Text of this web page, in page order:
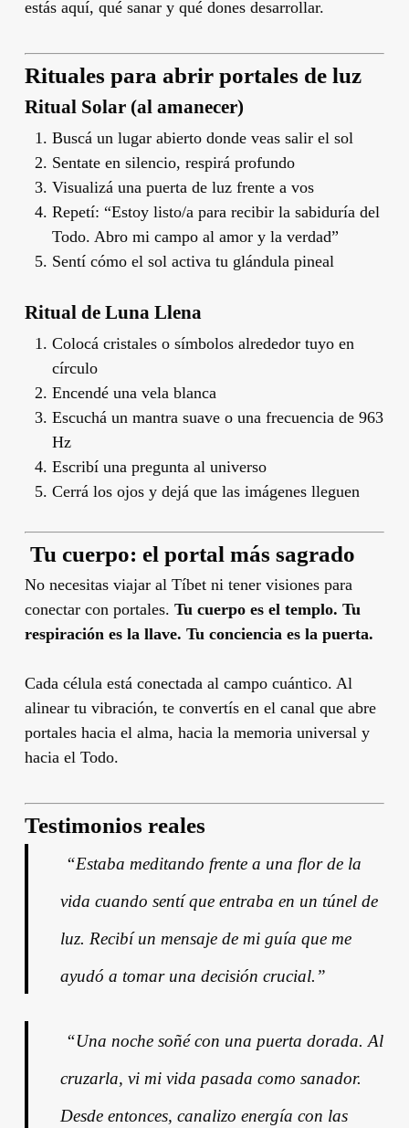
estás aquí, qué sanar y qué dones desarrollar.
Rituales para abrir portales de luz
Ritual Solar (al amanecer)
Buscá un lugar abierto donde veas salir el sol
Sentate en silencio, respirá profundo
Visualizá una puerta de luz frente a vos
Repetí: “Estoy listo/a para recibir la sabiduría del
Todo. Abro mi campo al amor y la verdad”
Sentí cómo el sol activa tu glándula pineal
Ritual de Luna Llena
Colocá cristales o símbolos alrededor tuyo en
círculo
Encendé una vela blanca
Escuchá un mantra suave o una frecuencia de 963
Hz
Escribí una pregunta al universo
Cerrá los ojos y dejá que las imágenes lleguen
️ Tu cuerpo: el portal más sagrado
No necesitas viajar al Tíbet ni tener visiones para
conectar con portales. Tu cuerpo es el templo. Tu
respiración es la llave. Tu conciencia es la puerta.
Cada célula está conectada al campo cuántico. Al
alinear tu vibración, te convertís en el canal que abre
portales hacia el alma, hacia la memoria universal y
hacia el Todo.
Testimonios reales
“Estaba meditando frente a una flor de la
vida cuando sentí que entraba en un túnel de
luz. Recibí un mensaje de mi guía que me
ayudó a tomar una decisión crucial.”
“Una noche soñé con una puerta dorada. Al
cruzarla, vi mi vida pasada como sanador.
Desde entonces, canalizo energía con las